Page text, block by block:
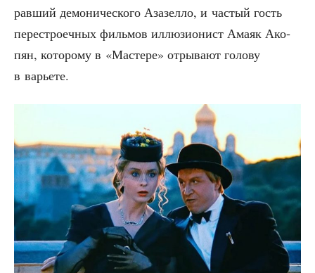
рав­ший демо­ни­че­ско­го Аза­зел­ло, и частый гость
пере­стро­еч­ных филь­мов иллю­зи­о­нист Ама­як Ако­
пян, кото­ро­му в «Масте­ре» отры­ва­ют голо­ву
в варьете.